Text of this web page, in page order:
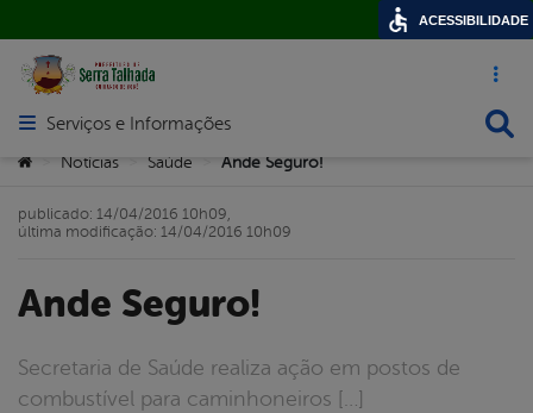
Acesso
Abrir menu principal de navegação
Serviços e Informações
Você está aqui:
Notícias Saúde Ande Seguro!
Ande Seguro!
Secretaria de Saúde realiza ação em postos de
combustível para caminhoneiros […]
publicado: 14/04/2016 10h09,
última modificação: 14/04/2016 10h09
ACESSIBILIDADE